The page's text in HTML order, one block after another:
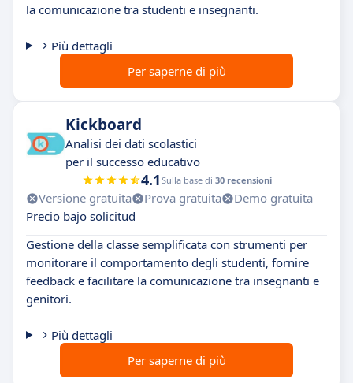
la comunicazione tra studenti e insegnanti.
Più dettagli
Per saperne di più
Kickboard
Analisi dei dati scolastici
per il successo educativo
4.1 Sulla base di 30 recensioni
Versione gratuita Prova gratuita
Demo gratuita
Precio bajo solicitud
Gestione della classe semplificata con strumenti per
monitorare il comportamento degli studenti, fornire
feedback e facilitare la comunicazione tra insegnanti e
genitori.
Più dettagli
Per saperne di più